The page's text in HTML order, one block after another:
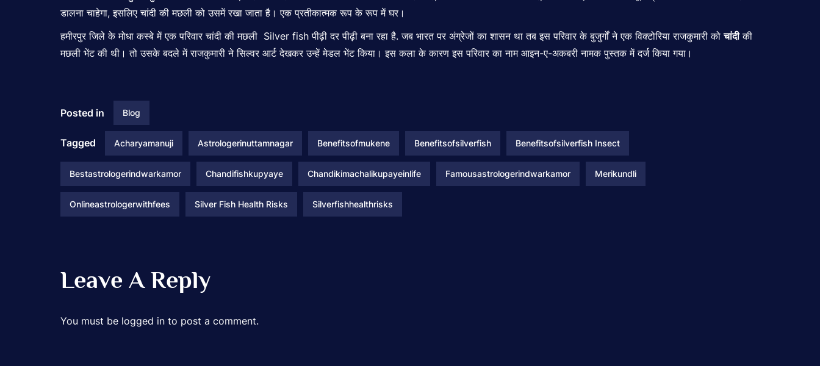
डालना चाहेगा, इसलिए चांदी की मछली को उसमें रखा जाता है। एक प्रतीकात्मक रूप के रूप में घर।
हमीरपुर जिले के मोधा कस्बे में एक परिवार चांदी की मछली Silver fish पीढ़ी दर पीढ़ी बना रहा है. जब भारत पर अंग्रेजों का शासन था तब इस परिवार के बुजुर्गों ने एक विक्टोरिया राजकुमारी कोचांदीकी
मछली भेंट की थी। तो उसके बदले में राजकुमारी ने सिल्वर आर्ट देखकर उन्हें मेडल भेंट किया। इस कला के कारण इस परिवार का नाम आइन-ए-अकबरी नामक पुस्तक में दर्ज किया गया।
Posted in Blog
Tagged Acharyamanuji Astrologerinuttamnagar Benefitsofmukene Benefitsofsilverfish Benefitsofsilverfish Insect
Bestastrologerindwarkamor Chandifishkupyaye Chandikimachalikupayeinlife Famousastrologerindwarkamor Merikundli
Onlineastrologerwithfees Silver Fish Health Risks Silverfishhealthrisks
Leave A Reply
You must be logged in to post a comment.